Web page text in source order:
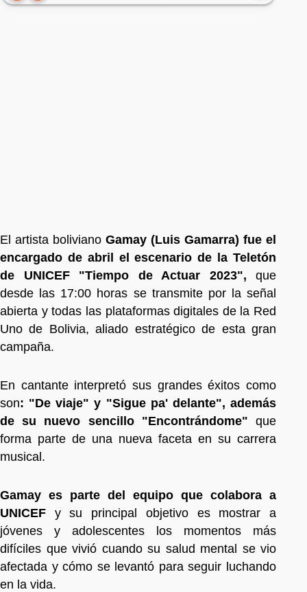
El artista boliviano Gamay (Luis Gamarra) fue el
encargado de abril el escenario de la Teletón
de UNICEF "Tiempo de Actuar 2023", que
desde las 17:00 horas se transmite por la señal
abierta y todas las plataformas digitales de la Red
Uno de Bolivia, aliado estratégico de esta gran
campaña.
En cantante interpretó sus grandes éxitos como
son: "De viaje" y "Sigue pa' delante", además
de su nuevo sencillo "Encontrándome" que
forma parte de una nueva faceta en su carrera
musical.
Gamay es parte del equipo que colabora a
UNICEF y su principal objetivo es mostrar a
jóvenes y adolescentes los momentos más
difíciles que vivió cuando su salud mental se vio
afectada y cómo se levantó para seguir luchando
en la vida.